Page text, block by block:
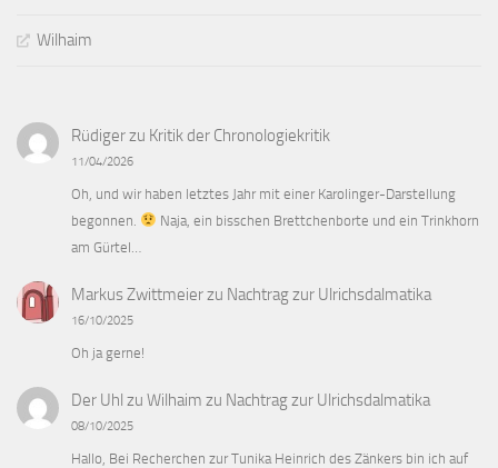
Wilhaim
Rüdigerzu Kritik der Chronologiekritik
11/04/2026
Oh, und wir haben letztes Jahr mit einer Karolinger-Darstellung
begonnen.
Naja, ein bisschen Brettchenborte und ein Trinkhorn
am Gürtel…
Markus Zwittmeierzu Nachtrag zur Ulrichsdalmatika
16/10/2025
Oh ja gerne!
Der Uhl zu Wilhaim zu Nachtrag zur Ulrichsdalmatika
08/10/2025
Hallo, Bei Recherchen zur Tunika Heinrich des Zänkers bin ich auf